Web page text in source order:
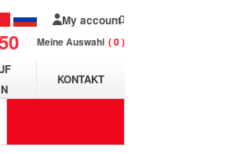
My account
Meine Auswahl 0
KONTAKT